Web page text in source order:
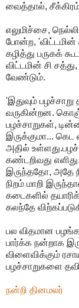
வைத்தால்,
எலுமிச்சை,
போன்ற, 'விட்டமின்
கழித்து பருகக்
விட்டமின் சி
வேண்டும்.
'இதுவும்
வருகின்றன.
பழச்சாறுகள்,
இருக்குமா... கெட
அதில்
கண்டறிவது
இருந்ததோ, அதே
நிறம் மாறி
கடைகளில்
கலந்தே
பல விதமான
பார்க்க நன்றாக
விளைவிக்கும்
பழச்சாறுகளை
நன்றி தினமலர்